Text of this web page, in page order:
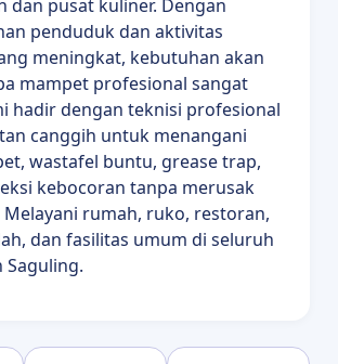
dan pusat kuliner. Dengan
penduduk dan aktivitas
meningkat, kebutuhan akan
mampet profesional sangat
hadir dengan teknisi profesional
canggih untuk menangani
wastafel buntu, grease trap,
kebocoran tanpa merusak
rumah, ruko, restoran,
dan fasilitas umum di seluruh
Saguling.